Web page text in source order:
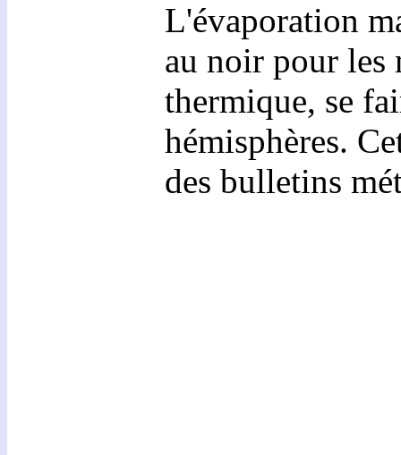
L'évaporation
au noir pour les
thermique, se
hémisphères.
des bulletins